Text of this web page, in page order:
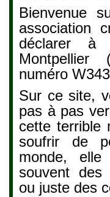
Bienvenue
association
déclarer à
numéro
Sur ce site,
pas à pas
cette terrible
soufrir de
monde,
souvent
ou juste des